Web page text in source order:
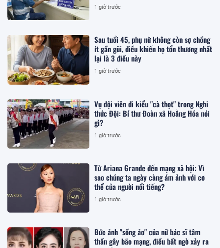
1 giờ trước
Sau tuổi 45, phụ nữ không còn sợ chồng
ít gần gũi, điều khiến họ tổn thương nhất
lại là 3 điều này
1 giờ trước
Vụ đội viên đi kiểu "cà thọt" trong Nghi
thức Đội: Bí thư Đoàn xã Hoằng Hóa nói
gì?
1 giờ trước
Từ Ariana Grande đến mạng xã hội: Vì
sao chúng ta ngày càng ám ảnh với cơ
thể của người nổi tiếng?
1 giờ trước
Bức ảnh "sống ảo" của nữ bác sĩ tâm
thần gây bão mạng, điều bất ngờ xảy ra